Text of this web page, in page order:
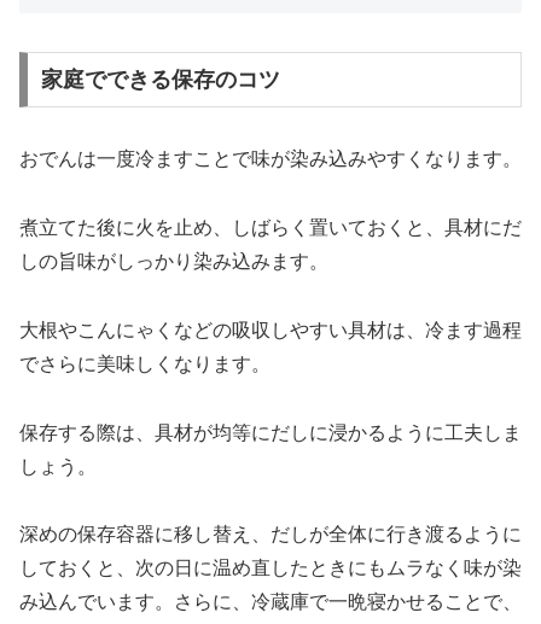
家庭でできる保存のコツ
おでんは一度冷ますことで味が染み込みやすくなります。
煮立てた後に火を止め、しばらく置いておくと、具材にだ
しの旨味がしっかり染み込みます。
大根やこんにゃくなどの吸収しやすい具材は、冷ます過程
でさらに美味しくなります。
保存する際は、具材が均等にだしに浸かるように工夫しま
しょう。
深めの保存容器に移し替え、だしが全体に行き渡るように
しておくと、次の日に温め直したときにもムラなく味が染
み込んでいます。さらに、冷蔵庫で一晩寝かせることで、